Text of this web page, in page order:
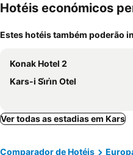
Hotéis económicos
Estes hotéis também poderão
Konak Hotel 2
Kars-i Si̇ri̇n Otel
Ver todas as estadias em Kars
Comparador de Hotéis